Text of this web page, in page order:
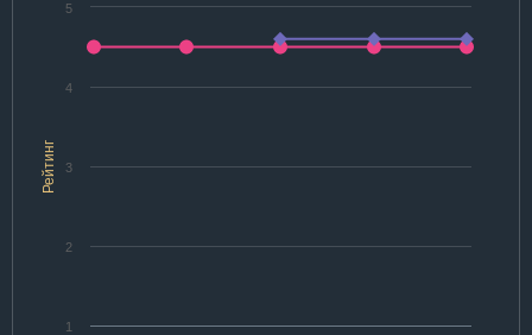
Рейтинг
1
2
3
4
5